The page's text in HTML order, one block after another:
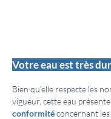
Votre eau est très
Bien qu'elle respecte les
vigueur, cette eau
conformitéconcernant